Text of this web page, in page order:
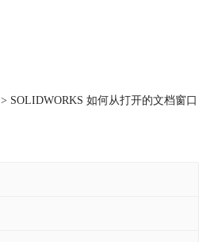
> SOLIDWORKS 如何从打开的文档窗口